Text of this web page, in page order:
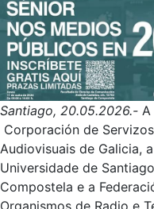
Santiago, 20.05.2026.- A
Corporación de Servizos
Audiovisuais de Galicia, a
Universidade de
Compostela e a